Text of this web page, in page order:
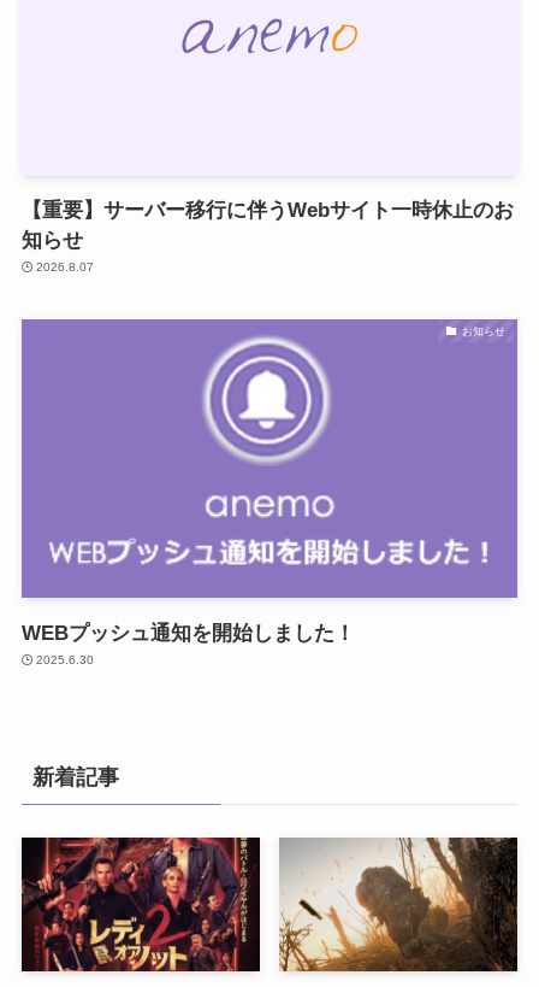
【重要】サーバー移行に伴うWebサイト一時休止のお
知らせ
2026.8.07
お知らせ
WEBプッシュ通知を開始しました！
2025.6.30
新着記事